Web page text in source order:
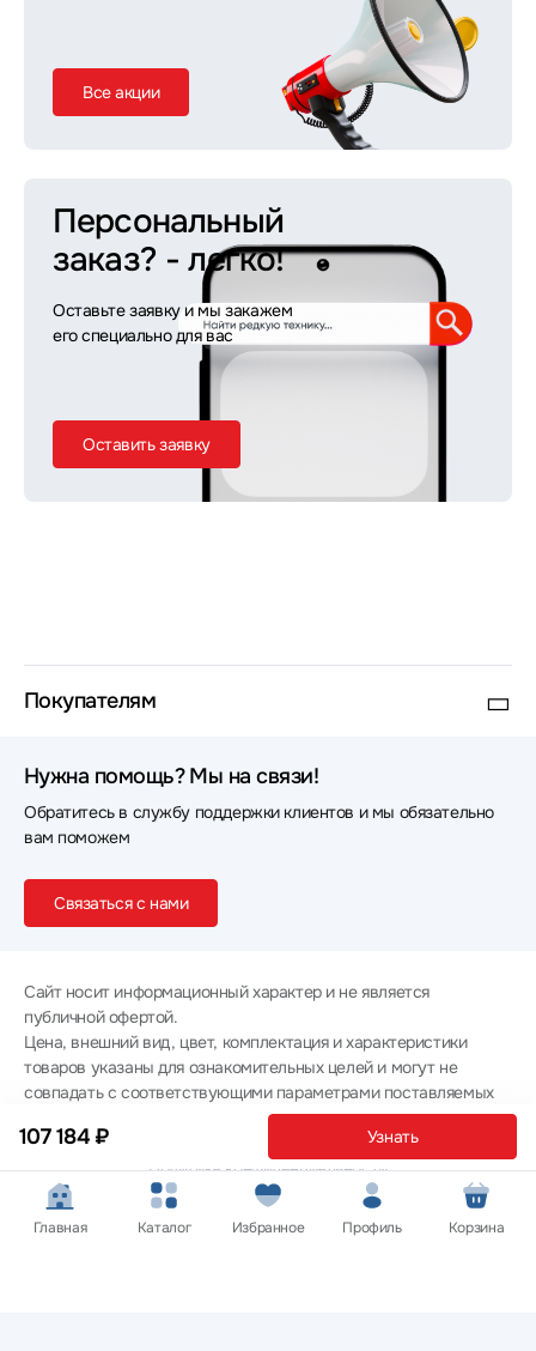
107 184 ₽ Узнать
Все акции
Персональный
заказ? - легко!
Оставьте заявку и мы закажем
его специально для вас
Оставить заявку
Покупателям
Нужна помощь? Мы на связи!
Обратитесь в службу поддержки клиентов и мы обязательно
вам поможем
Связаться с нами
Сайт носит информационный характер и не является
публичной офертой.
Цена, внешний вид, цвет, комплектация и характеристики
товаров указаны для ознакомительных целей и могут не
совпадать с соответствующими параметрами поставляемых
товаров - уточняйте информацию у менеджера при
оформлении заказа.
Политика конфиденциальности
© 2012 — 2026 ООО «Эпл Тэк»
Главная Каталог Избранное Профиль Корзина